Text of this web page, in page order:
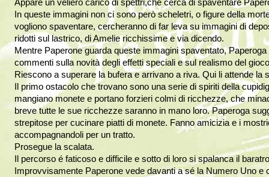
Appare un veliero carico di spettri,che cerca di spaventare
In queste immagini non ci sono però scheletri, o figure della
vogliono spaventare, cercheranno di far leva su immagini di
ridotti sul lastrico, di Amelie ricchissime e via dicendo.
Mentre Paperone guarda queste immagini spaventato,
commenti sulla novità degli effetti speciali e sul realismo del
Riescono a superare la bufera e arrivano a riva. Qui li attende la
Il primo ostacolo che trovano sono una serie di spiriti della
mangiano monete e portano forzieri colmi di ricchezze, che
breve tutte le sue ricchezze saranno in mano loro. Paperoga
strepitose per cucinare piatti di monete. Fanno amicizia e i
accompagnandoli per un tratto.
Prosegue la scalata.
Il percorso é faticoso e difficile e sotto di loro si spalanca il
Improvvisamente Paperone vede davanti a sé la Numero Uno e